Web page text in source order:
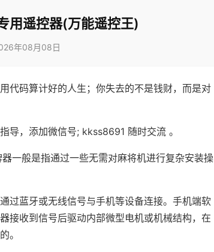
用遥控器(万能遥控王)
年08月08日
代码算计好的人生；你失去的不是钱财，而是对
导，添加微信号; kkss8691 随时交流 。
一般是指通过一些无需对麻将机进行复杂安装操
过蓝牙或无线信号与手机等设备连接。手机端软
接收到信号后驱动内部微型电机或机械结构，在
。